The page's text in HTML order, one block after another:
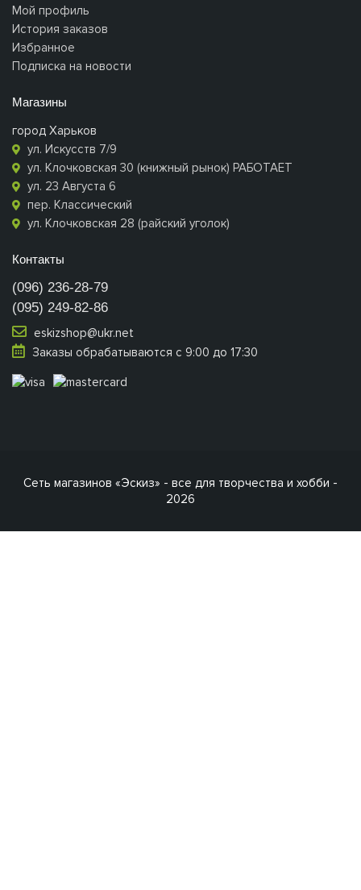
Мой профиль
История заказов
Избранное
Подписка на новости
Магазины
город Харьков
ул. Искусств 7/9
ул. Клочковская 30 (книжный рынок) РАБОТАЕТ
ул. 23 Августа 6
пер. Классический
ул. Клочковская 28 (райский уголок)
Контакты
(096) 236-28-79
(095) 249-82-86
eskizshop@ukr.net
Заказы обрабатываются с 9:00 до 17:30
Сеть магазинов «Эскиз» - все для творчества и хобби -
2026